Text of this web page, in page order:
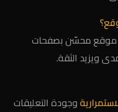
موقع محسّن بصفحات
ويزيد الثقة.
وجودة التعليقات